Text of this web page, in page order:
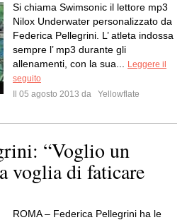
Si chiama Swimsonic il lettore mp3
Nilox Underwater personalizzato da
Federica Pellegrini. L’ atleta indossa
sempre l’ mp3 durante gli
allenamenti, con la sua...
Leggere il
seguito
Il 05 agosto 2013 da
Yellowflate
“Voglio un
voglia di faticare
ROMA – Federica Pellegrini ha le